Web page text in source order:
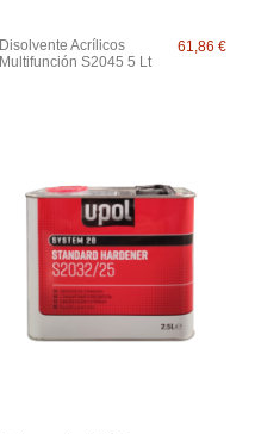
Disolvente Acrílicos
Multifunción S2045 5 Lt
61,86 €